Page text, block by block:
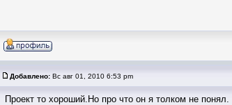
Добавлено: Вс авг 01, 2010 6:53 pm
Проект то хороший.Но про что он я толком не понял.